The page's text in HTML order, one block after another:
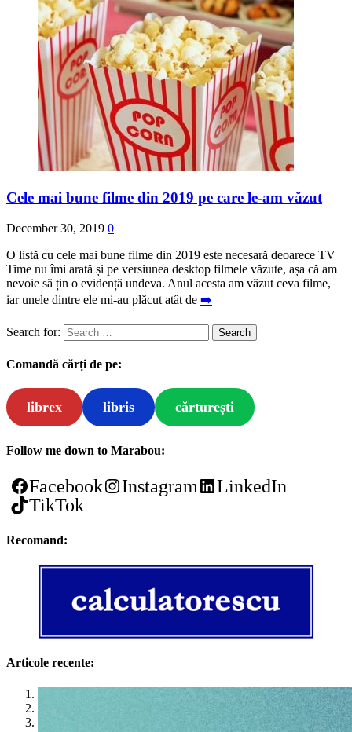
Cele mai bune filme din 2019 pe care le-am văzut
December 30, 2019 0
O listă cu cele mai bune filme din 2019 este necesară deoarece TV
Time nu îmi arată și pe versiunea desktop filmele văzute, așa că am
nevoie să țin o evidență undeva. Anul acesta am văzut ceva filme,
iar unele dintre ele mi-au plăcut atât de ➡️
Search for:
Comandă cărți de pe:
librex libris cărturești
Follow me down to Marabou:
Facebook Instagram
LinkedIn
TikTok
Recomand:
Articole recente: